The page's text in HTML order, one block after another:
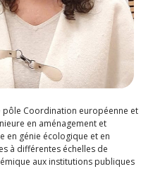
pôle Coordination européenne et
en aménagement et
en génie écologique et en
à différentes échelles de
aux institutions publiques